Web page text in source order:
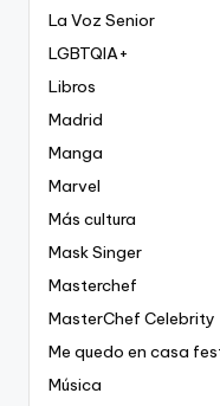
La Voz Senior
LGBTQIA+
Libros
Madrid
Manga
Marvel
Más cultura
Mask Singer
Masterchef
MasterChef Celebrity
Me quedo en casa
Música